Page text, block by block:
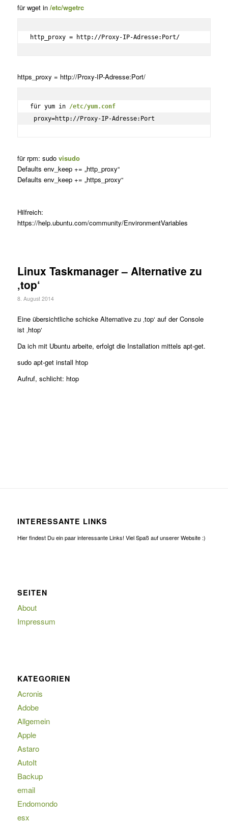
für wget in /etc/wgetrc
http_proxy = http://Proxy-IP-Adresse:Port/
https_proxy = http://Proxy-IP-Adresse:Port/
für yum in /etc/yum.conf
proxy=http://Proxy-IP-Adresse:Port
für rpm: sudo visudo
Defaults env_keep += „http_proxy“
Defaults env_keep += „https_proxy“
Hilfreich:
https://help.ubuntu.com/community/EnvironmentVariables
Linux Taskmanager – Alternative zu
‚top‘
8. August 2014
Eine übersichtliche schicke Alternative zu ‚top‘ auf der Console
ist ‚htop‘
Da ich mit Ubuntu arbeite, erfolgt die Installation mittels apt-get.
sudo apt-get install htop
Aufruf, schlicht: htop
INTERESSANTE LINKS
Hier findest Du ein paar interessante Links! Viel Spaß auf unserer Website :)
SEITEN
About
Impressum
KATEGORIEN
Acronis
Adobe
Allgemein
Apple
Astaro
AutoIt
Backup
email
Endomondo
esx